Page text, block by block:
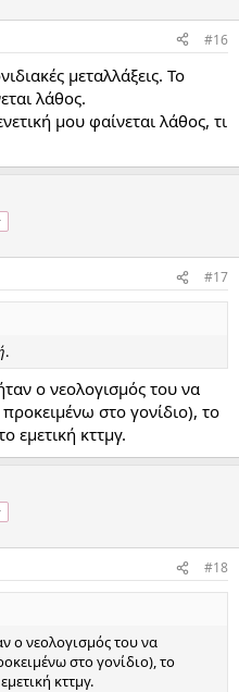
#16
μεταλλάξεις. Το
λάθος.
μου φαίνεται λάθος, τι
#17
.
ο νεολογισμός του να
στο γονίδιο), το
εμετική κττμγ.
#18
ο νεολογισμός του να
στο γονίδιο), το
κττμγ.